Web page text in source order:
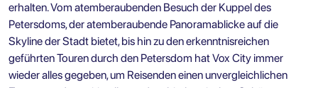
erhalten. Vom atemberaubenden Besuch der Kuppel des
Petersdoms, der atemberaubende Panoramablicke auf die
Skyline der Stadt bietet, bis hin zu den erkenntnisreichen
geführten Touren durch den Petersdom hat Vox City immer
wieder alles gegeben, um Reisenden einen unvergleichlichen